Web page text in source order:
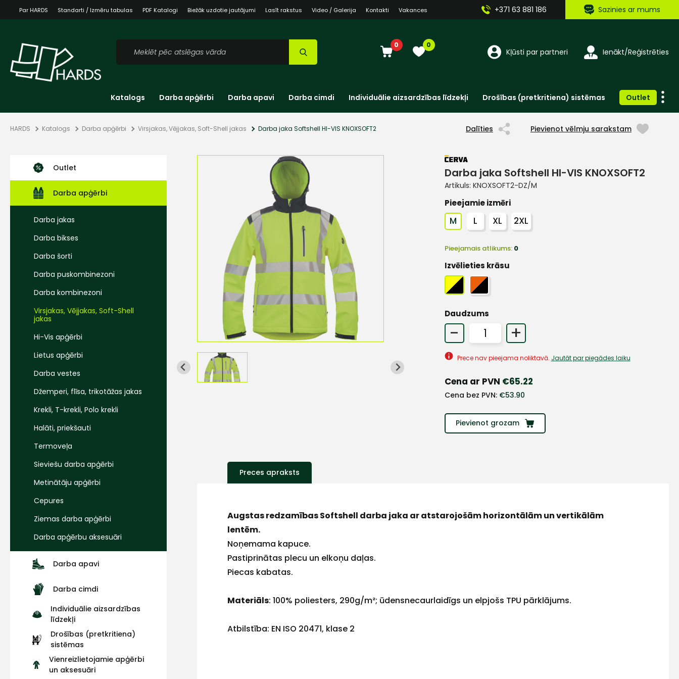
Par HARDS Standarti / Izmēru tabulas PDF Katalogi Biežāk uzdotie jautājumi Lasīt rakstus Video / Galerija Kontakti Vakances +371 63 881 186 Sazinies ar mums
0 0
Kļūsti par partneri Ienākt/Reģistrēties
Katalogs Darba apģērbi Darba apavi Darba cimdi Individuālie aizsardzības līdzekļi Drošības (pretkritiena) sistēmas Outlet
HARDS Katalogs Darba apģērbi Virsjakas, Vējjakas, Soft-Shell jakas Darba jaka Softshell HI-VIS KNOXSOFT2 Dalīties Pievienot vēlmju sarakstam
Outlet
Darba apģērbi
Darba jakas
Darba bikses
Darba šorti
Darba puskombinezoni
Darba kombinezoni
Virsjakas, Vējjakas, Soft-Shell
jakas
Hi-Vis apģērbi
Lietus apģērbi
Darba vestes
Džemperi, flīsa, trikotāžas jakas
Krekli, T-krekli, Polo krekli
Halāti, priekšauti
Termoveļa
Sieviešu darba apģērbi
Metinātāju apģērbi
Cepures
Ziemas darba apģērbi
Darba apģērbu aksesuāri
Darba apavi
Darba cimdi
Individuālie aizsardzības
līdzekļi
Drošības (pretkritiena)
sistēmas
Vienreizlietojamie apģērbi
un aksesuāri
Darba jaka Softshell HI-VIS KNOXSOFT2
Artikuls: KNOXSOFT2-DZ/M
Pieejamie izmēri
M L XL 2XL
Pieejamais atlikums: 0
Izvēlieties krāsu
Daudzums
- +
Prece nav pieejama noliktavā. Jautāt par piegādes laiku
Cena ar PVN €65.22
Cena bez PVN: €53.90
Pievienot grozam
Preces apraksts
Augstas redzamības Softshell darba jaka ar atstarojošām horizontālām un vertikālām
lentēm.
Noņemama kapuce.
Pastiprinātas plecu un elkoņu daļas.
Piecas kabatas.
Materiāls: 100% poliesters, 290g/m²; ūdensnecaurlaidīgs un elpjošs TPU pārklājums.
Atbilstība: EN ISO 20471, klase 2Sazinies
+